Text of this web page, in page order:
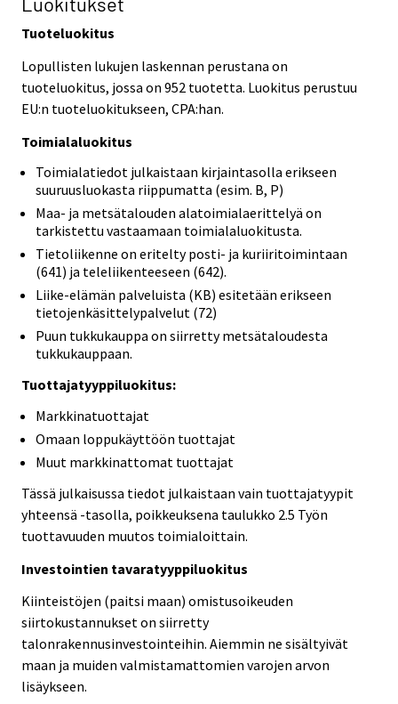
Tuoteluokitus
Lopullisten lukujen laskennan perustana on
tuoteluokitus, jossa on 952 tuotetta. Luokitus perustuu
EU:n tuoteluokitukseen, CPA:han.
Toimialaluokitus
Toimialatiedot julkaistaan kirjaintasolla erikseen
suuruusluokasta riippumatta (esim. B, P)
Maa- ja metsätalouden alatoimialaerittelyä on
tarkistettu vastaamaan toimialaluokitusta.
Tietoliikenne on eritelty posti- ja kuriiritoimintaan
(641) ja teleliikenteeseen (642).
Liike-elämän palveluista (KB) esitetään erikseen
tietojenkäsittelypalvelut (72)
Puun tukkukauppa on siirretty metsätaloudesta
tukkukauppaan.
Tuottajatyyppiluokitus:
Markkinatuottajat
Omaan loppukäyttöön tuottajat
Muut markkinattomat tuottajat
Tässä julkaisussa tiedot julkaistaan vain tuottajatyypit
yhteensä -tasolla, poikkeuksena taulukko 2.5 Työn
tuottavuuden muutos toimialoittain.
Investointien tavaratyyppiluokitus
Kiinteistöjen (paitsi maan) omistusoikeuden
siirtokustannukset on siirretty
talonrakennusinvestointeihin. Aiemmin ne sisältyivät
maan ja muiden valmistamattomien varojen arvon
lisäykseen.